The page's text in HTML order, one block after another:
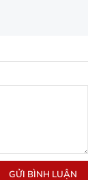
GỬI BÌNH LUẬN